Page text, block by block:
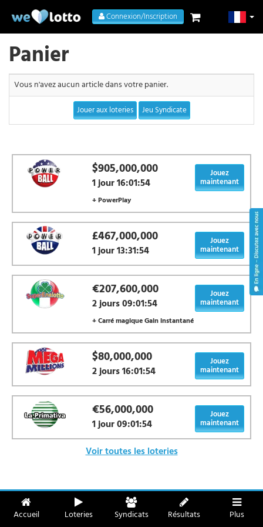
Connexion/Inscription
Panier
Vous n'avez aucun article dans votre panier.
Jouer aux loteries Jeu Syndicate
$905,000,000
1 jour 16:01:54
+ PowerPlay
Jouez
maintenant
£467,000,000
1 jour 13:31:54
Jouez
maintenant
€207,600,000
2 jours 09:01:54
+ Carré magique Gain instantané
Jouez
maintenant
$80,000,000
2 jours 16:01:54
Jouez
maintenant
€56,000,000
1 jour 09:01:54
Jouez
maintenant
Voir toutes les loteries
Accueil Loteries Syndicats Résultats Plus